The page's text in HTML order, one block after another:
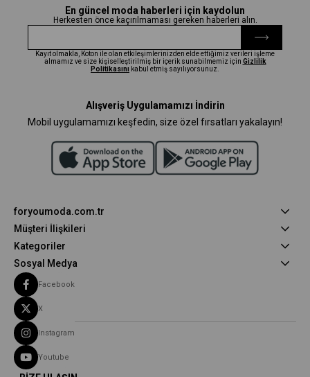
En güncel moda haberleri için kaydolun
Herkesten önce kaçırılmaması gereken haberleri alın.
Kayıt olmakla, Koton ile olan etkileşimlerinizden elde ettiğimiz verileri işleme
almamız ve size kişiselleştirilmiş bir içerik sunabilmemiz için Gizlilik
Politikasını kabul etmiş sayılıyorsunuz.
Alışveriş Uygulamamızı İndirin
Mobil uygulamamızı keşfedin, size özel fırsatları yakalayın!
foryoumoda.com.tr
Müşteri İlişkileri
Kategoriler
Sosyal Medya
Facebook
X
Instagram
Youtube